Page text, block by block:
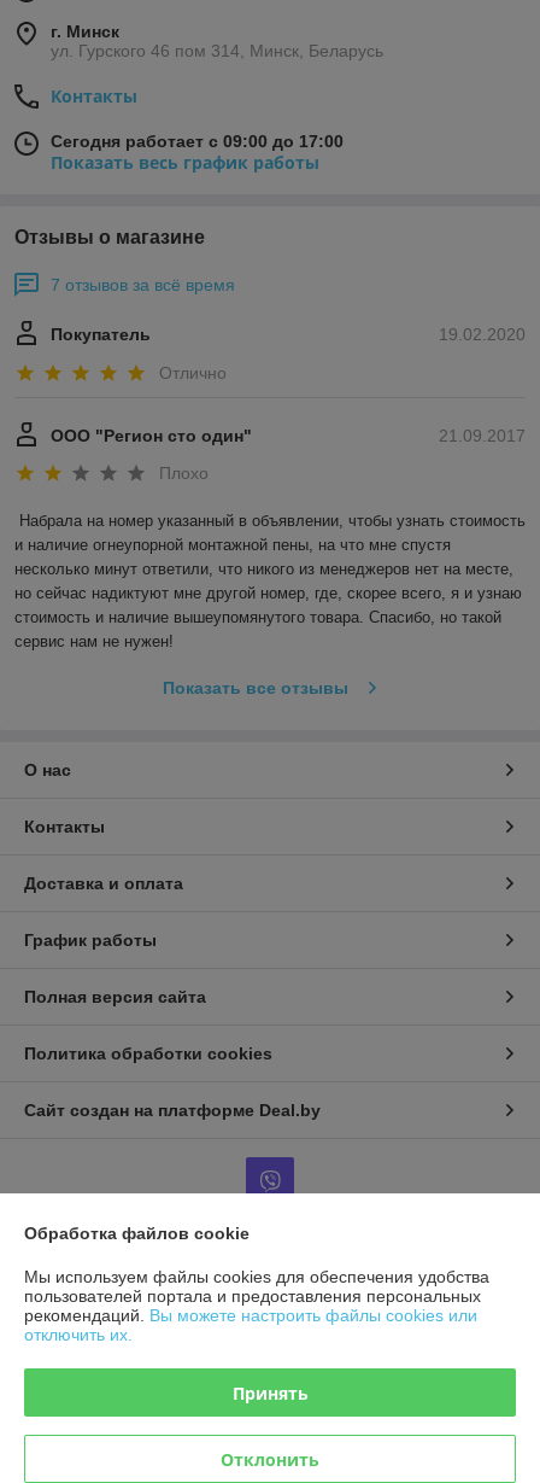
г. Минск
ул. Гурского 46 пом 314, Минск, Беларусь
Контакты
Сегодня работает с 09:00 до 17:00
Показать весь график работы
Отзывы о магазине
7 отзывов за всё время
19.02.2020
Покупатель
Отлично
21.09.2017
ООО "Регион сто один"
Плохо
Набрала на номер указанный в объявлении, чтобы узнать стоимость
и наличие огнеупорной монтажной пены, на что мне спустя
несколько минут ответили, что никого из менеджеров нет на месте,
но сейчас надиктуют мне другой номер, где, скорее всего, я и узнаю
стоимость и наличие вышеупомянутого товара. Спасибо, но такой
сервис нам не нужен!
Показать все отзывы
О нас
Контакты
Доставка и оплата
График работы
Полная версия сайта
Политика обработки cookies
Сайт создан на платформе Deal.by
Информация для покупателя
Юридическое лицо:ООО "Крептехторг"
220052 Г. МИНСК, УЛ. ГУРСКОГО, Д.46, ПОМ.314
Регистрационный номер ЕГР: 191562879
Регистрационный орган: Минский горисполком
Обработка файлов cookie
Мы используем файлы cookies для обеспечения удобства
пользователей портала и предоставления персональных
рекомендаций. Вы можете настроить файлы cookies или
отключить их.
Принять
Отклонить